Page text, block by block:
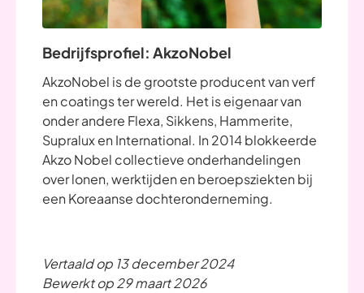
Bedrijfsprofiel: AkzoNobel
AkzoNobel is de grootste producent van verf
en coatings ter wereld. Het is eigenaar van
onder andere Flexa, Sikkens, Hammerite,
Supralux en International. In 2014 blokkeerde
Akzo Nobel collectieve onderhandelingen
over lonen, werktijden en beroepsziekten bij
een Koreaanse dochteronderneming.
Vertaald op 13 december 2024
Bewerkt op 29 maart 2026